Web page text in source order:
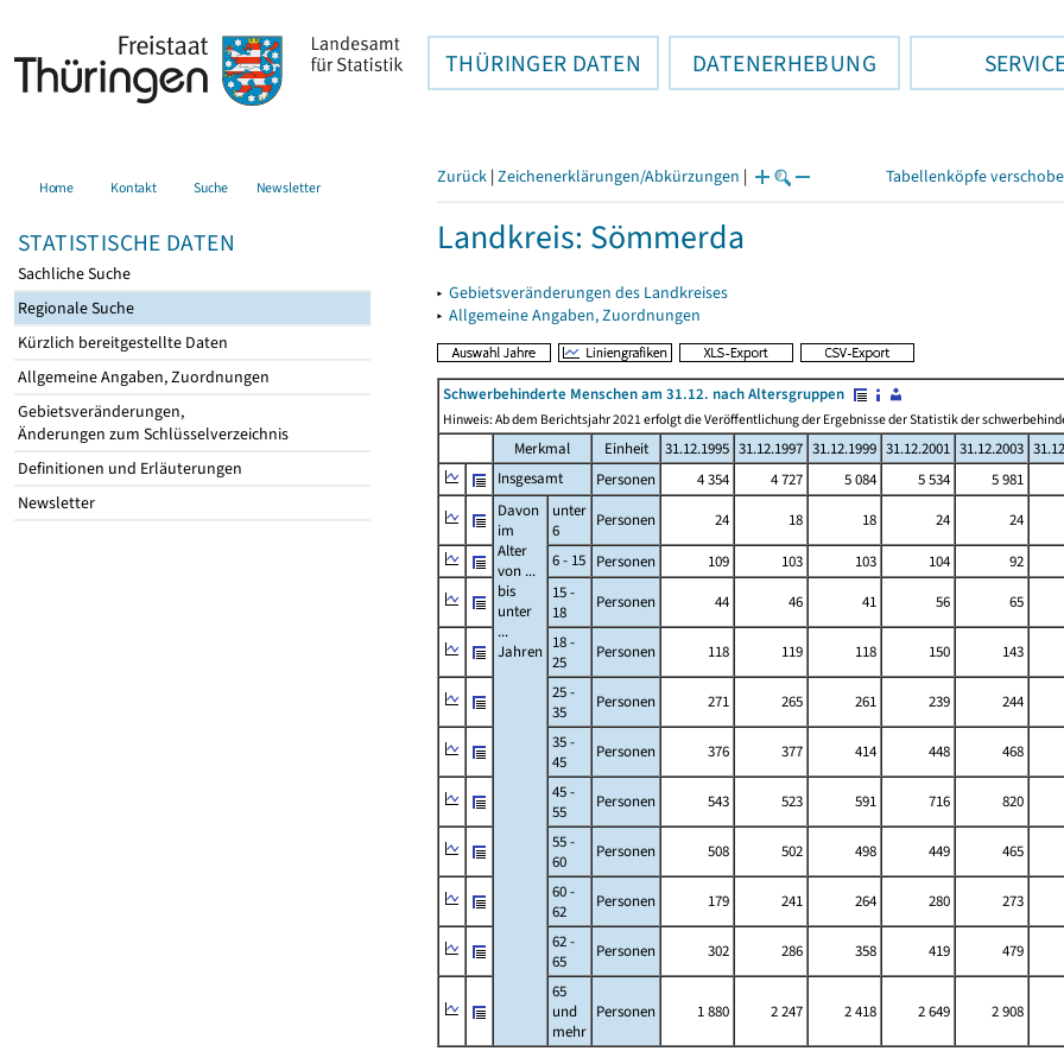
THÜRINGER DATEN DATENERHEBUNG
Home Kontakt Suche Newsletter
STATISTISCHE DATEN
Sachliche Suche
Regionale Suche
Kürzlich bereitgestellte Daten
Allgemeine Angaben, Zuordnungen
Gebietsveränderungen,
Änderungen zum Schlüsselverzeichnis
Definitionen und Erläuterungen
Newsletter
Zurück | Zeichenerklärungen/Abkürzungen | Tabellenköpfe
Landkreis: Sömmerda
▸ Gebietsveränderungen des Landkreises
▸ Allgemeine Angaben, Zuordnungen
Schwerbehinderte Menschen am 31.12. nach Altersgruppen
Hinweis: Ab dem Berichtsjahr 2021 erfolgt die Veröffentlichung der Ergebnisse der Statistik der
Merkmal Einheit 31.12.1995 31.12.1997 31.12.1999 31.12.2001 31.12.2003
Insgesamt
Personen 4 354 4 727 5 084 5 534 5 981
Davon
im
Alter
von ...
bis
unter
...
Jahren
unter
6
Personen 24 18 18 24 24
6 - 15 Personen 109 103 103 104 92
15 -
18
Personen 44 46 41 56 65
18 -
25
Personen 118 119 118 150 143
25 -
35
Personen 271 265 261 239 244
35 -
45
Personen 376 377 414 448 468
45 -
55
Personen 543 523 591 716 820
55 -
60
Personen 508 502 498 449 465
60 -
62
Personen 179 241 264 280 273
62 -
65
Personen 302 286 358 419 479
65
und
mehr
Personen 1 880 2 247 2 418 2 649 2 908